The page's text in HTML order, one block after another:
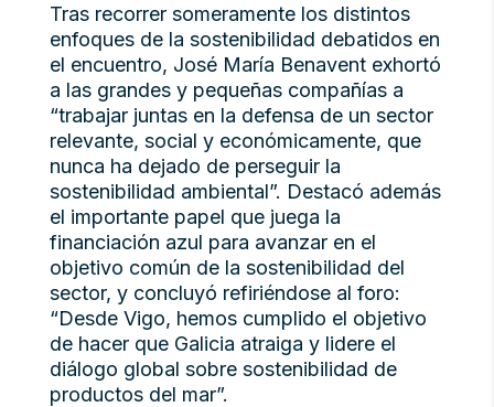
Tras recorrer someramente los distintos
enfoques de la sostenibilidad debatidos en
el encuentro, José María Benavent exhortó
a las grandes y pequeñas compañías a
“trabajar juntas en la defensa de un sector
relevante, social y económicamente, que
nunca ha dejado de perseguir la
sostenibilidad ambiental”. Destacó además
el importante papel que juega la
financiación azul para avanzar en el
objetivo común de la sostenibilidad del
sector, y concluyó refiriéndose al foro:
“Desde Vigo, hemos cumplido el objetivo
de hacer que Galicia atraiga y lidere el
diálogo global sobre sostenibilidad de
productos del mar”.